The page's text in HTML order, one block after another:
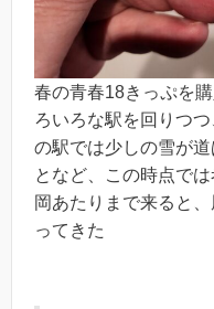
春の青春18きっぷを
ろいろな駅を回りつ
の駅では少しの雪が
となど、この時点で
岡あたりまで来ると
ってきた